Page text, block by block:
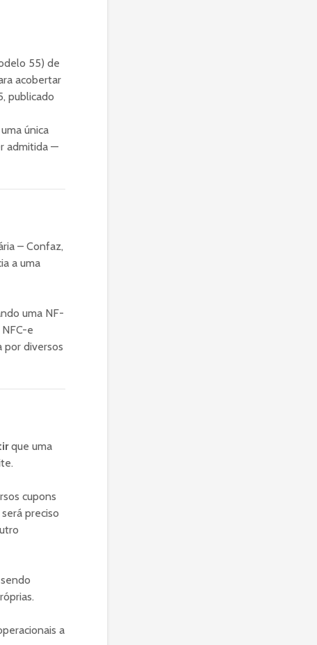
55) de
acobertar
publicado
única
admitida —
– Confaz,
a uma
uma NF-
e
por diversos
que uma
cupons
preciso
a